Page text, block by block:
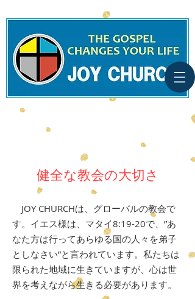
健全な教会の大切さ
JOY CHURCHは、グローバルの教会で
す。イエス様は、マタイ8:19-20で、”あ
なた方は行ってあらゆる国の人々を弟子
としなさい”と言われています。私たちは
限られた地域に生きていますが、心は世
界を考えながら生きる必要があります。